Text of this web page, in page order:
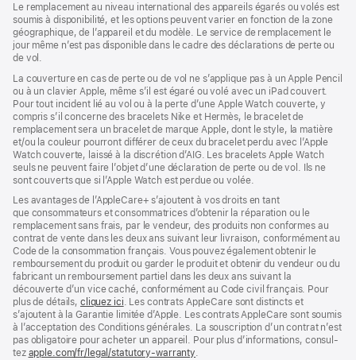
une
nouvelle
fenêtre)
Le remplacement au niveau international des appareils égarés ou volés est
soumis à disponibilité, et les options peuvent varier en fonction de la zone
géographique, de l’appareil et du modèle. Le service de remplacement le
jour même n’est pas disponible dans le cadre des déclarations de perte ou
de vol.
La couverture en cas de perte ou de vol ne s’applique pas à un Apple Pencil
ou à un clavier Apple, même s’il est égaré ou volé avec un iPad couvert.
Pour tout incident lié au vol ou à la perte d’une Apple Watch couverte, y
compris s’il concerne des bracelets Nike et Hermès, le bracelet de
remplacement sera un bracelet de marque Apple, dont le style, la matière
et/ou la couleur pourront différer de ceux du bracelet perdu avec l’Apple
Watch couverte, laissé à la discrétion d’AIG. Les bracelets Apple Watch
seuls ne peuvent faire l’objet d’une déclaration de perte ou de vol. Ils ne
sont couverts que si l’Apple Watch est perdue ou volée.
Les avan­tages de l’AppleCare+ s’ajoutent à vos droits en tant
que consommateurs et consommatrices d’obtenir la réparation ou le
rempla­cement sans frais, par le vendeur, des pro­duits non conformes au
contrat de vente dans les deux ans suivant leur livraison, conformément au
Code de la consom­mation français. Vous pouvez égale­ment obtenir le
rembour­sement du produit ou garder le produit et obtenir du vendeur ou du
fabricant un rembour­sement partiel dans les deux ans suivant la
découverte d’un vice caché, conformément au Code civil français. Pour
plus de détails, cliquez ici(s’ouvre
dans
une
nouvelle
fenêtre)
. Les contrats AppleCare sont distincts et
s’ajoutent à la Garantie limitée d’Apple. Les contrats AppleCare sont soumis
à l’acceptation des Conditions générales. La souscription d’un contrat n’est
pas obligatoire pour acheter un appa­reil. Pour plus d’infor­mations, consul­
tez apple.com/fr/legal/statutory-warranty(s’ouvre
.